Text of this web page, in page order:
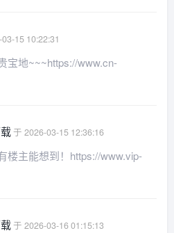
15 10:22:31
宝地~~~https://www.cn-
于 2026-03-15 12:36:16
楼主能想到！https://www.vip-
于 2026-03-16 01:15:13